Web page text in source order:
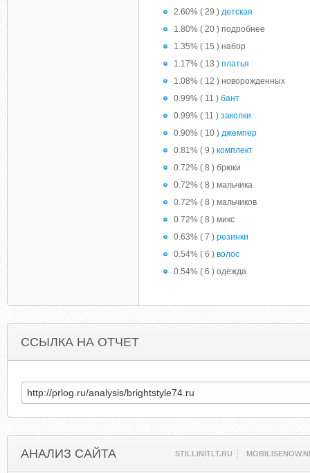
2.60% ( 29 ) детская
1.80% ( 20 ) подробнее
1.35% ( 15 ) набор
1.17% ( 13 ) платья
1.08% ( 12 ) новорожденных
0.99% ( 11 ) бант
0.99% ( 11 ) заколки
0.90% ( 10 ) джемпер
0.81% ( 9 ) комплект
0.72% ( 8 ) брюки
0.72% ( 8 ) мальчика
0.72% ( 8 ) мальчиков
0.72% ( 8 ) микс
0.63% ( 7 ) резинки
0.54% ( 6 ) волос
0.54% ( 6 ) одежда
ССЫЛКА НА ОТЧЕТ
АНАЛИЗ САЙТА STILLINITLT.RU